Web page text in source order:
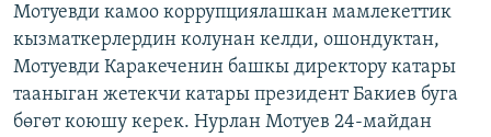
ЭЕ/АРнун бардык сайттары
Мотуевди камоо коррупциялашкан мамлекеттик
кызматкерлердин колунан келди, ошондуктан,
Мотуевди Каракеченин башкы директору катары
тааныган жетекчи катары президент Бакиев буга
бөгөт коюшу керек. Нурлан Мотуев 24-майдан